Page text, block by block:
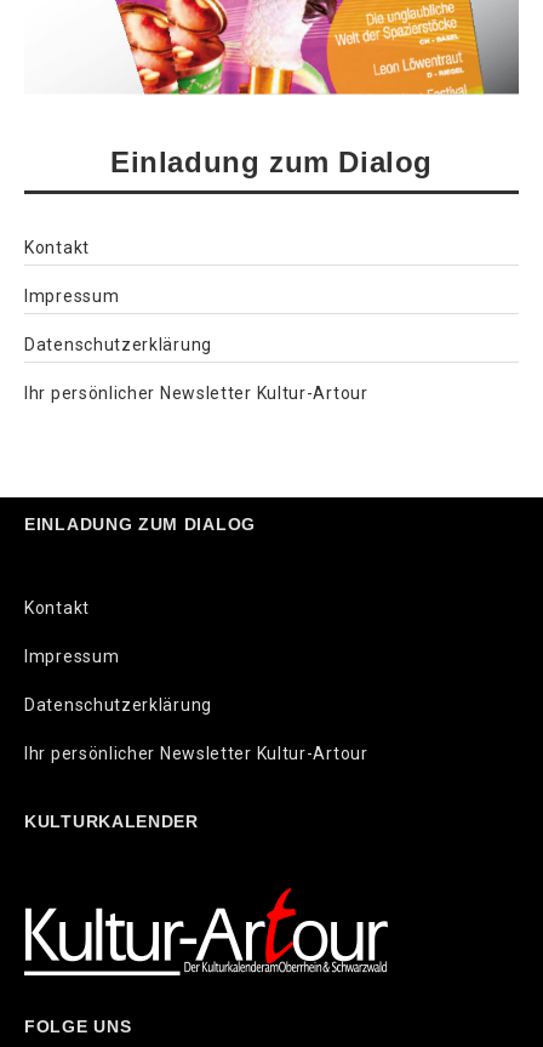
Einladung zum Dialog
Kontakt
Impressum
Datenschutzerklärung
Ihr persönlicher Newsletter Kultur-Artour
EINLADUNG ZUM DIALOG
Kontakt
Impressum
Datenschutzerklärung
Ihr persönlicher Newsletter Kultur-Artour
KULTURKALENDER
FOLGE UNS